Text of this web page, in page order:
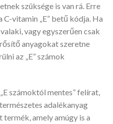
szüksége is van rá. Erre
C-vitamin „E” betű kódja. Ha
vagy egyszerűen csak
anyagokat szeretne
az „E” számok
számoktól mentes” felírat,
adalékanyag
amely amúgy is a